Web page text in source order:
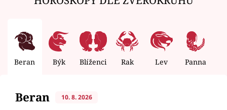
Beran Býk Blíženci Rak Lev Panna
Beran 10. 8. 2026